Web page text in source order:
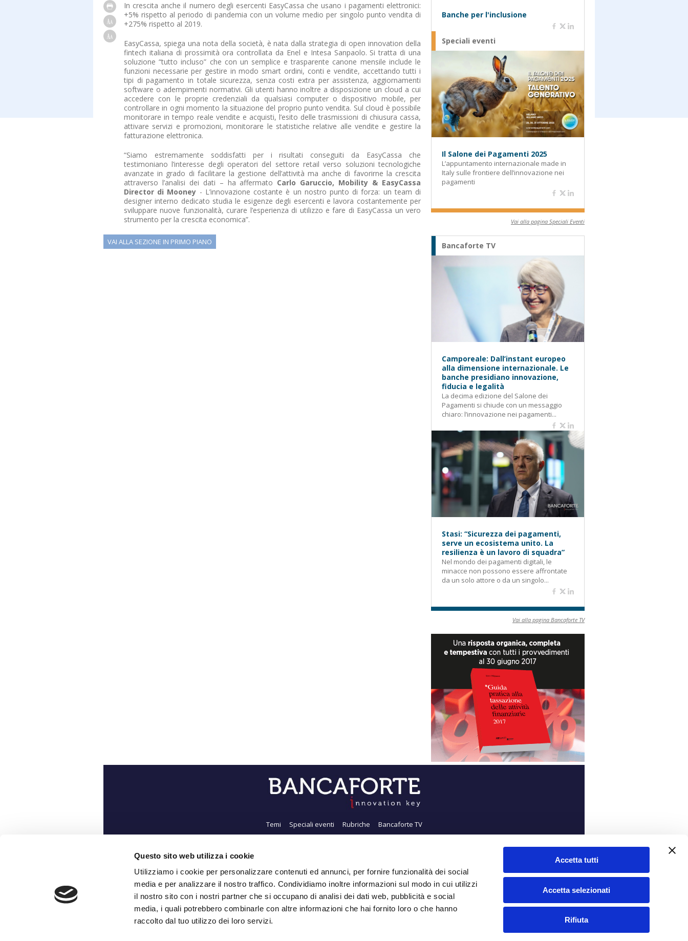
Questo sito web utilizza i cookie
Utilizziamo i cookie per personalizzare contenuti ed annunci, per fornire funzionalità dei social
media e per analizzare il nostro traffico. Condividiamo inoltre informazioni sul modo in cui utilizzi
il nostro sito con i nostri partner che si occupano di analisi dei dati web, pubblicità e social
media, i quali potrebbero combinarle con altre informazioni che hai fornito loro o che hanno
raccolto dal tuo utilizzo dei loro servizi.
Accetta tutti
Accetta selezionati
Rifiuta
In crescita anche il numero degli esercenti EasyCassa che usano i pagamenti elettronici:
+5% rispetto al periodo di pandemia con un volume medio per singolo punto vendita di
+275% rispetto al 2019.
EasyCassa, spiega una nota della società, è nata dalla strategia di open innovation della
fintech italiana di prossimità ora controllata da Enel e Intesa Sanpaolo. Si tratta di una
soluzione “tutto incluso” che con un semplice e trasparente canone mensile include le
funzioni necessarie per gestire in modo smart ordini, conti e vendite, accettando tutti i
tipi di pagamento in totale sicurezza, senza costi extra per assistenza, aggiornamenti
software o adempimenti normativi. Gli utenti hanno inoltre a disposizione un cloud a cui
accedere con le proprie credenziali da qualsiasi computer o dispositivo mobile, per
controllare in ogni momento la situazione del proprio punto vendita. Sul cloud è possibile
monitorare in tempo reale vendite e acquisti, l’esito delle trasmissioni di chiusura cassa,
attivare servizi e promozioni, monitorare le statistiche relative alle vendite e gestire la
fatturazione elettronica.
“Siamo estremamente soddisfatti per i risultati conseguiti da EasyCassa che
testimoniano l’interesse degli operatori del settore retail verso soluzioni tecnologiche
avanzate in grado di facilitare la gestione dell’attività ma anche di favorirne la crescita
attraverso l’analisi dei dati – ha affermato Carlo Garuccio, Mobility & EasyCassa
Director di Mooney - L’innovazione costante è un nostro punto di forza: un team di
designer interno dedicato studia le esigenze degli esercenti e lavora costantemente per
sviluppare nuove funzionalità, curare l’esperienza di utilizzo e fare di EasyCassa un vero
strumento per la crescita economica”.
VAI ALLA SEZIONE IN PRIMO PIANO
Banche per l'inclusione
Speciali eventi
Il Salone dei Pagamenti 2025
L’appuntamento internazionale made in
Italy sulle frontiere dell’innovazione nei
pagamenti
Vai alla pagina Speciali Eventi
Bancaforte TV
Camporeale: Dall’instant europeo
alla dimensione internazionale. Le
banche presidiano innovazione,
fiducia e legalità
La decima edizione del Salone dei
Pagamenti si chiude con un messaggio
chiaro: l’innovazione nei pagamenti...
Stasi: “Sicurezza dei pagamenti,
serve un ecosistema unito. La
resilienza è un lavoro di squadra”
Nel mondo dei pagamenti digitali, le
minacce non possono essere affrontate
da un solo attore o da un singolo...
Vai alla pagina Bancaforte TV
Temi Speciali eventi Rubriche Bancaforte TV
Chi siamo
Iscriviti alla Newsletter